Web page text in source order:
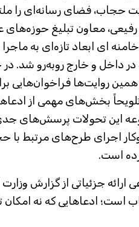
حجاب، فضای رسانه‌ای را
معاون تبلیغ حوزه‌های
ای ابعاد تازه‌ای به
داخل و خارج روبه‌رو شد. در
روایت‌ها فراخوان‌هایی
بخش‌های مهمی از
این تحولات پرسش‌های جدی
اجرای طرح‌های مرتبط
است.
ارائه جزئیاتی از گزارش
ادعاهایی که نه امکان